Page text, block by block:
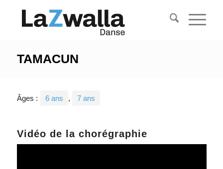
TAMACUN
Âges : 6 ans , 7 ans
Vidéo de la chorégraphie